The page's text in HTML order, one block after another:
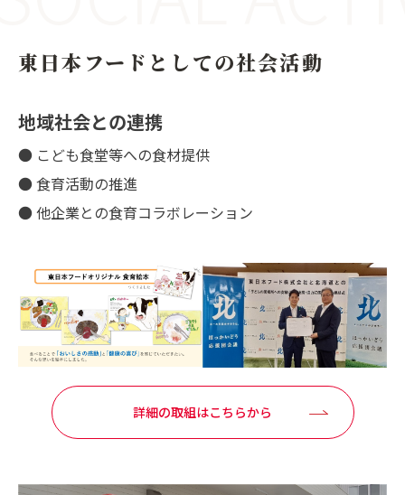
東日本フードとしての社会活動
地域社会との連携
● こども食堂等への食材提供
● 食育活動の推進
● 他企業との食育コラボレーション
詳細の取組はこちらから